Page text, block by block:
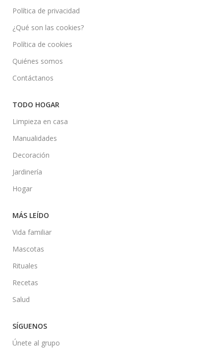
Política de privacidad
¿Qué son las cookies?
Política de cookies
Quiénes somos
Contáctanos
TODO HOGAR
Limpieza en casa
Manualidades
Decoración
Jardinería
Hogar
MÁS LEÍDO
Vida familiar
Mascotas
Rituales
Recetas
Salud
SÍGUENOS
Únete al grupo